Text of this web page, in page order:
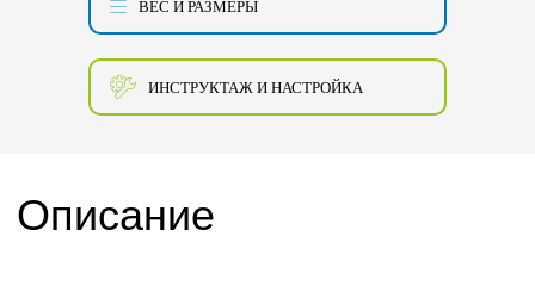
ВЕС И РАЗМЕРЫ
ИНСТРУКТАЖ И НАСТРОЙКА
Описание